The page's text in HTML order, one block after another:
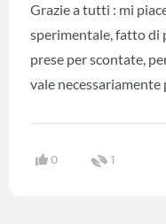
Grazie a tutti : mi
sperimentale, fatto di
prese per scontate,
vale
0 1